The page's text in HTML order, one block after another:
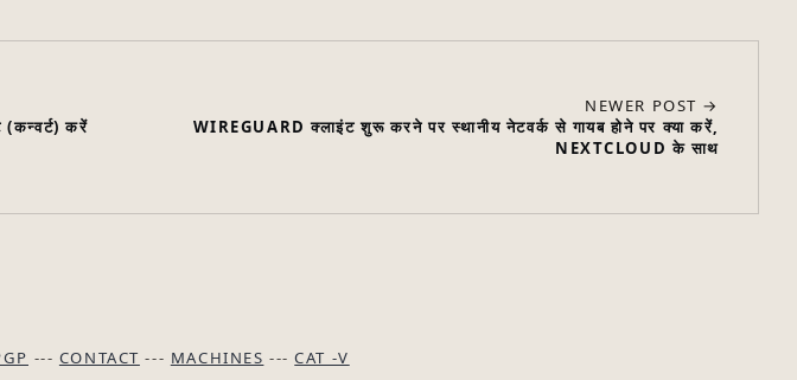
करें
NEWER POST →
WIREGUARD क्लाइंट शुरू करने पर स्थानीय नेटवर्क से गायब होने पर क्या करें,
NEXTCLOUD के साथ
--- CONTACT --- MACHINES ---CAT -V